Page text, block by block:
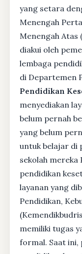
yang setara
Menengah
Menengah Atas
diakui oleh
lembaga
di Departemen
Pendidikan
menyediakan
belum pernah
yang belum
untuk belajar di
sekolah
pendidikan
layanan yang
Pendidikan,
memiliki tugas
formal. Saat ini,